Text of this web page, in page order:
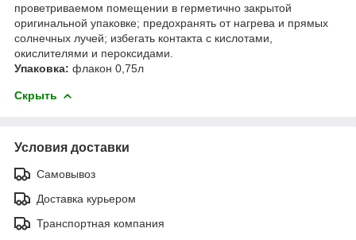
проветриваемом помещении в герметично закрытой
оригинальной упаковке; предохранять от нагрева и прямых
солнечных лучей; избегать контакта с кислотами,
окислителями и пероксидами.
Упаковка: флакон 0,75л
Скрыть
Условия доставки
Самовывоз
Доставка курьером
Транспортная компания